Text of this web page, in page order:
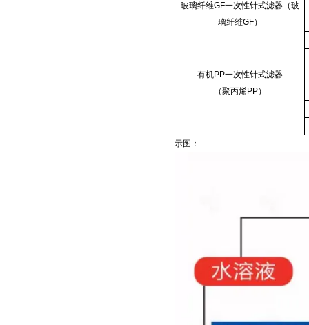
玻璃纤维GF一次性针式滤器（玻
璃纤维GF）
有机PP一次性针式滤器
（聚丙烯PP）
示图：